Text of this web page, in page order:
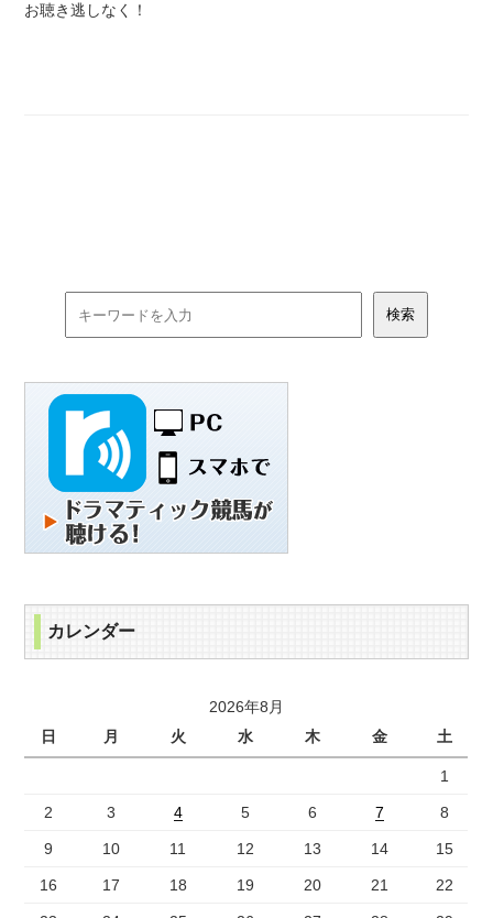
お聴き逃しなく！
カレンダー
2026年8月
日
月 火 水 木 金 土
1
2 3 4 5 6 7 8
9 10 11 12 13 14 15
16 17 18 19 20 21 22